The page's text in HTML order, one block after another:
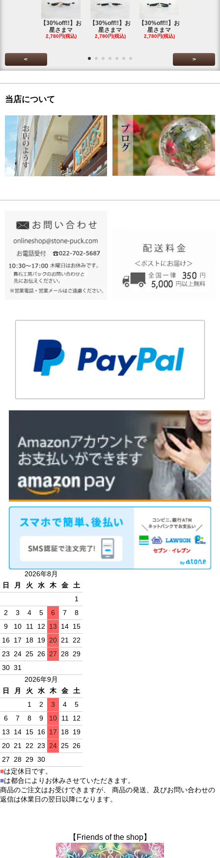
【30%off!!】お
星さまマ
2,780円(税込)
【30%off!!】お
星さまマ
2,780円(税込)
【30%off!!】お
星さまマ
2,780円(税込)
< >
当店について
2026年8月
日
月 火 水 木 金
土
1
2
3 4 5 6 7
8
9
10 11 12 13 14 15
16 17 18 19 20 21 22
23 24 25 26 27 28 29
30 31
2026年9月
日
月 火 水 木 金
土
1
2 3 4
5
6
7 8 9 10 11 12
13
14 15 16 17 18 19
20 21 22 23 24 25 26
27 28 29 30
■は定休日です。
■は都合によりお休みさせていただきます。
商品のご注文はお受けできますが、 商品の発送、及びお問い合わせの
返信は休業日の翌日以降になります。
【Friends of the shop】